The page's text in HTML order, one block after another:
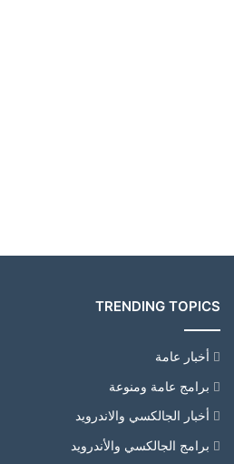
TRENDING TOPICS
أخبار عامة
برامج عامة ومنوعة
أخبار الجالكسي والاندرويد
برامج الجالكسي والأندرويد